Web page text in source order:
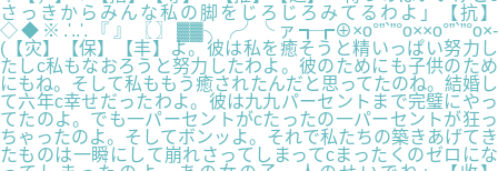
さっきからみんな私の脚をじろじろみてるわよ」【抗】
◇◆※.'..'.『』〖〗▓▓╮╭╯╰ァ┱┲⊕×o°”`”°o××o°”`”°o×-
(【灾】【保】【丰】よ。彼は私を癒そうと精いっぱい努力し
たしc私もなおろうと努力したわよ。彼のためにも子供のため
にもね。そして私ももう癒されたんだと思ってたのね。結婚し
て六年c幸せだったわよ。彼は九九パーセントまで完璧にやっ
てたのよ。でも一パーセントがcたったの一パーセントが狂っ
ちゃったのよ。そしてボンッよ。それで私たちの築きあげてき
たものは一瞬にして崩れさってしまってcまったくのゼロにな